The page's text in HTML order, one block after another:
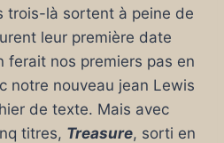
trois-là sortent à peine de
leur première date
ferait nos premiers pas en
notre nouveau jean Lewis
de texte. Mais avec
titres, Treasure, sorti en